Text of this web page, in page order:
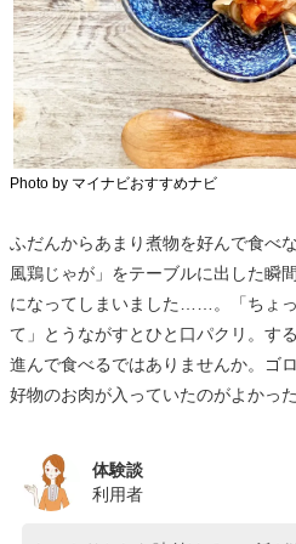
Photo by マイナビおすすめナビ
ふだんからあまり煮物を好んで食べ
風鶏じゃが」をテーブルに出した瞬
になってしまいました……。「ちょ
て」とうながすとひと口パクリ。す
進んで食べるではありませんか。ゴ
好物のお肉が入っていたのがよかっ
体験談
利用者